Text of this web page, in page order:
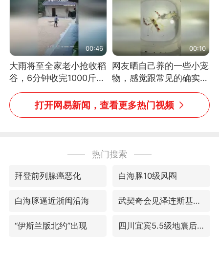
00:46
大雨将至全家老小抢收稻
谷，6分钟收完1000斤，
没有一个人掉链子
00:10
网友晒自己养的一些小宠
物，感觉跟常见的确实有
些不一样
打开网易新闻，查看更多热门视频
热门搜索
拜登前列腺癌恶化 白海豚10级风圈
白海豚逼近浙闽沿海 武契奇会见泽连斯基有何意图
“伊斯兰版北约”出现 四川宜宾5.5级地震后余震为何不断